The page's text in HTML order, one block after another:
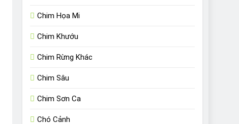
Chim Họa Mi
Chim Khướu
Chim Rừng Khác
Chim Sâu
Chim Sơn Ca
Chó Cảnh